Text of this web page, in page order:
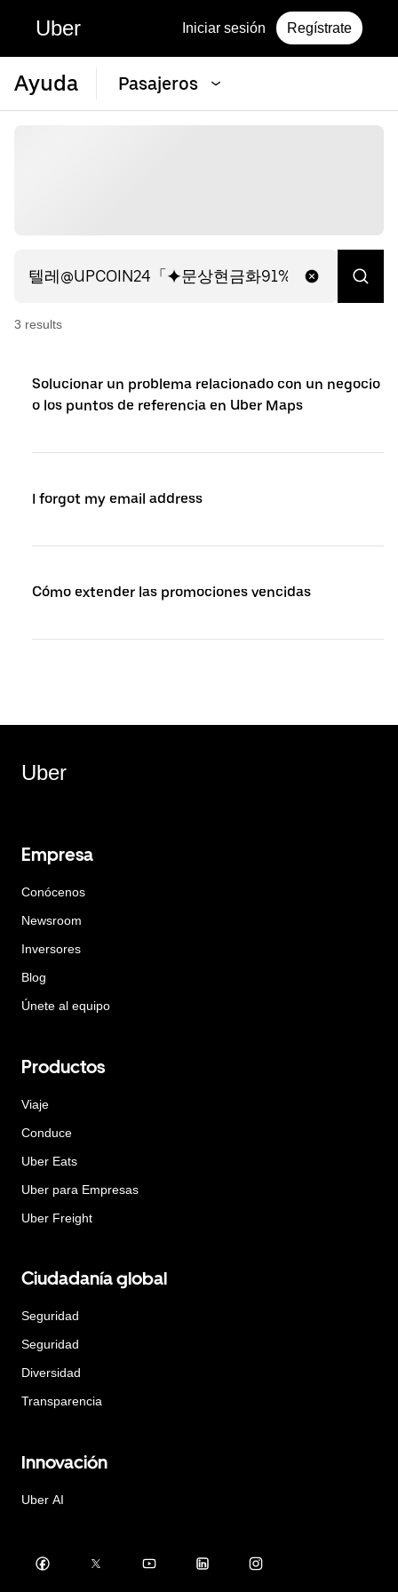
Uber Iniciar sesión Regístrate
Ayuda Pasajeros
3 results
Solucionar un problema relacionado con un negocio
o los puntos de referencia en Uber Maps
I forgot my email address
Cómo extender las promociones vencidas
Uber
Empresa
Conócenos
Newsroom
Inversores
Blog
Únete al equipo
Productos
Viaje
Conduce
Uber Eats
Uber para Empresas
Uber Freight
Ciudadanía global
Seguridad
Seguridad
Diversidad
Transparencia
Innovación
Uber AI